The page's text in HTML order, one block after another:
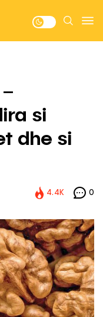
si
dhe si
4.4K 0